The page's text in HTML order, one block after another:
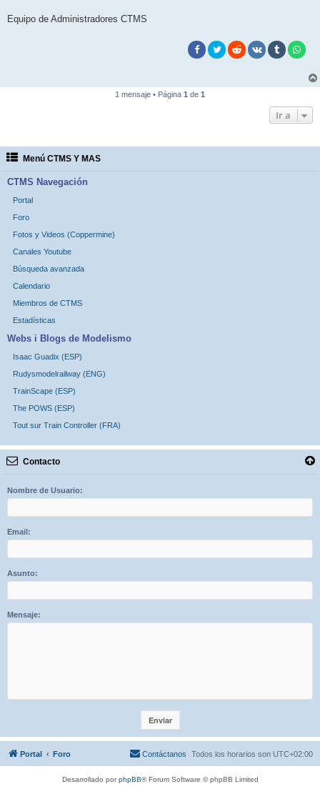
Equipo de Administradores CTMS
1 mensaje • Página 1 de 1
Ir a
Menú CTMS Y MAS
CTMS Navegación
Portal
Foro
Fotos y Videos (Coppermine)
Canales Youtube
Búsqueda avanzada
Calendario
Miembros de CTMS
Estadísticas
Webs i Blogs de Modelismo
Isaac Guadix (ESP)
Rudysmodelrailway (ENG)
TrainScape (ESP)
The POWS (ESP)
Tout sur Train Controller (FRA)
Contacto
Nombre de Usuario:
Email:
Asunto:
Mensaje:
Portal Foro Todos los horarios son UTC+02:00
Contáctanos
Desarrollado porphpBB® Forum Software © phpBB Limited